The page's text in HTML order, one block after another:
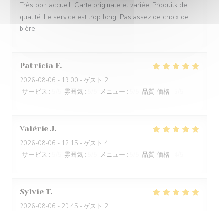
Très bon accueil. Carte originale et variée. Produits de
qualité. Le service est trop long. Pas assez de choix de
bière
Patricia F
2026-08-06 - 19:00 - ゲスト 2
サービス : 雰囲気 : メニュー : 品質-価格 :
Valérie J
2026-08-06 - 12:15 - ゲスト 4
サービス : 雰囲気 : メニュー : 品質-価格 :
Sylvie T
2026-08-06 - 20:45 - ゲスト 2